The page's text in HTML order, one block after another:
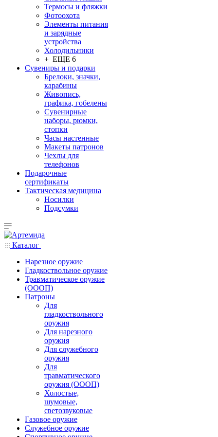
Термосы и фляжки
Фотоохота
Элементы питания
и зарядные
устройства
Холодильники
+ ЕЩЕ 6
Сувениры и подарки
Брелоки, значки,
карабины
Живопись,
графика, гобелены
Сувенирные
наборы, рюмки,
стопки
Часы настенные
Макеты патронов
Чехлы для
телефонов
Подарочные
сертификаты
Тактическая медицина
Носилки
Подсумки
Каталог
Нарезное оружие
Гладкоствольное оружие
Травматическое оружие
(ОООП)
Патроны
Для
гладкоствольного
оружия
Для нарезного
оружия
Для служебного
оружия
Для
травматического
оружия (ОООП)
Холостые,
шумовые,
светозвуковые
Газовое оружие
Служебное оружие